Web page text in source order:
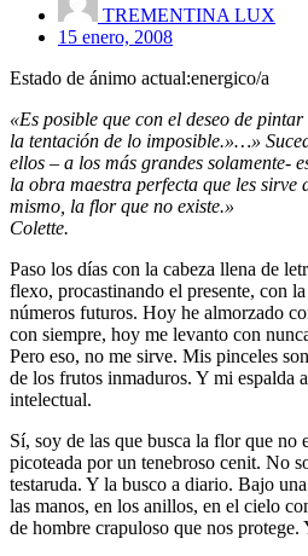
TREMENTINA LUX
15 enero, 2008
Estado de ánimo actual:energico/a
«Es posible que con el deseo de
la tentación de lo imposible.»…»
ellos – a los más grandes solamente-
la obra maestra perfecta que les sirve
mismo, la flor que no existe.»
Colette.
Paso los días con la cabeza llena de
flexo, procastinando el presente, con
números futuros. Hoy he almorzado
con siempre, hoy me levanto con
Pero eso, no me sirve. Mis pinceles
de los frutos inmaduros. Y mi espalda
intelectual.
Sí, soy de las que busca la flor que no
picoteada por un tenebroso cenit. No
testaruda. Y la busco a diario. Bajo
las manos, en los anillos, en el cielo
de hombre crapuloso que nos protege.